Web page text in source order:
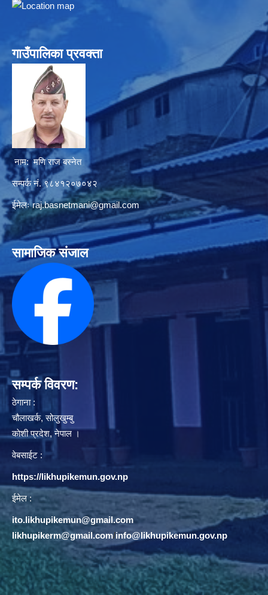
गाउँपालिका प्रवक्ता
नाम: मणि राज बस्नेत
सम्पर्क नं. ९८४१२०७०४२
ईमेलःraj.basnetmani@gmail.com
सामाजिक संजाल
सम्पर्क विवरण:
ठेगाना :
चौलाखर्क, सोलुखुम्बु
काेशी प्रदेश, नेपाल ।
वेबसाईट :
https://likhupikemun.gov.np
ईमेल :
ito.likhupikemun@gmail.com
likhupikerm@gmail.com/info@likhupikemun.gov.np